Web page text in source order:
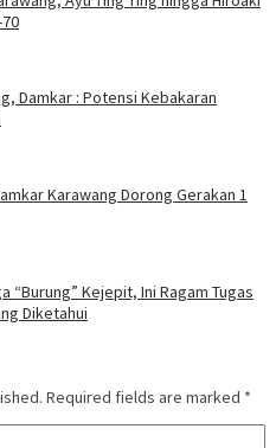
Damkar : Potensi Kebakaran
Karawang Dorong Gerakan 1
“Burung” Kejepit, Ini Ragam Tugas
Diketahui
Required fields are marked *